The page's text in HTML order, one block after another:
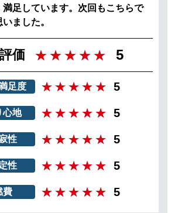
満足しています。次回もこちらで
ました。
価 5
足度 5
心地 5
性 5
性 5
費 5